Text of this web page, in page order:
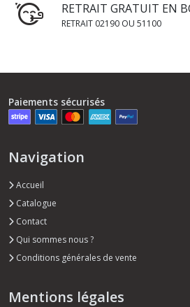
RETRAIT GRATUIT EN
RETRAIT 02190 OU 51100
Paiements sécurisés
Navigation
Accueil
Catalogue
Contact
Qui sommes nous ?
Conditions générales de vente
Mentions légales